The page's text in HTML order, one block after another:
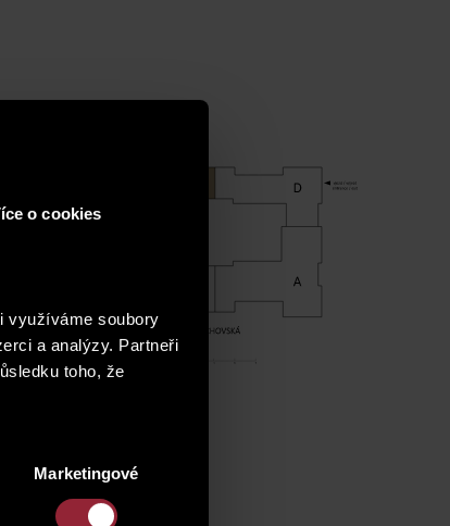
o cookies
využíváme soubory
a analýzy. Partneři
toho, že
Marketingové